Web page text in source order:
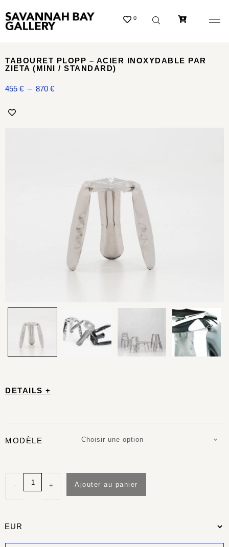
0
DETAILS +
MODÈLE Choisir une option
- + Ajouter au panier
TABOURET PLOPP – ACIER INOXYDABLE PAR
ZIETA (MINI / STANDARD)
455 € – 870 €